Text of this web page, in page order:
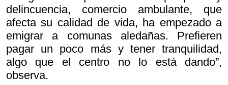
delincuencia, comercio ambulante, que
afecta su calidad de vida, ha empezado a
emigrar a comunas aledañas. Prefieren
pagar un poco más y tener tranquilidad,
algo que el centro no lo está dando”,
observa.